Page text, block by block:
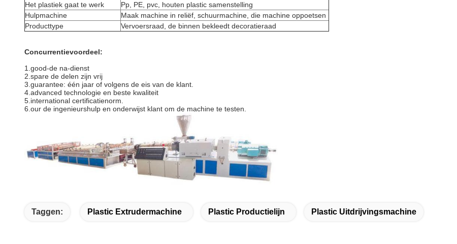
Het plastiek gaat te werk
Pp, PE, pvc, houten plastic samenstelling
Hulpmachine
Maak machine in reliëf, schuurmachine, die machine oppoetsen
Producttype
Vervoersraad, de binnen bekleedt decoratieraad
Concurrentievoordeel:
1.good-de na-dienst
2.spare de delen zijn vrij
3.guarantee: één jaar of volgens de eis van de klant.
4.advanced technologie en beste kwaliteit
5.international certificatienorm.
6.our de ingenieurshulp en onderwijst klant om de machine te testen.
Taggen: Plastic Extrudermachine Plastic Productielijn Plastic Uitdrijvingsmachine